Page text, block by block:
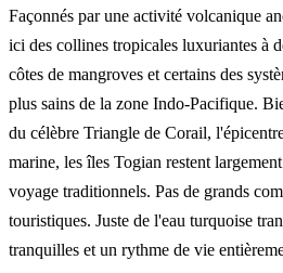
Façonnés par une activité volcanique
ici des collines tropicales luxuriantes à
côtes de mangroves et certains des
plus sains de la zone Indo-Pacifique.
du célèbre Triangle de Corail,
marine, les îles Togian restent
voyage traditionnels. Pas de grands
touristiques. Juste de l'eau turquoise
tranquilles et un rythme de vie